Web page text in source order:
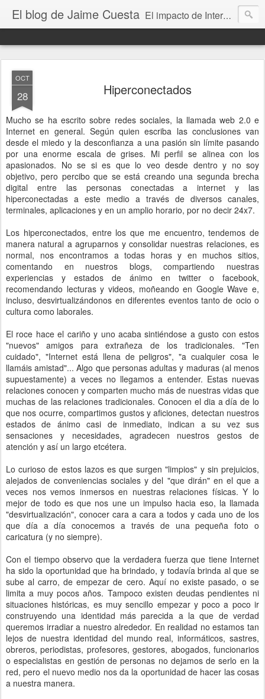
El blog de Jaime Cuesta El impacto de Internet en la sociedad visto con mis propios ojos
OCT
28 Hiperconectados
Mucho se ha escrito sobre redes sociales, la llamada web 2.0 e
Internet en general. Según quien escriba las conclusiones van
desde el miedo y la desconfianza a una pasión sin límite pasando
por una enorme escala de grises. Mi perfil se alinea con los
apasionados. No se si es que lo veo desde dentro y no soy
objetivo, pero percibo que se está creando una segunda brecha
digital entre las personas conectadas a internet y las
hiperconectadas a este medio a través de diversos canales,
terminales, aplicaciones y en un amplio horario, por no decir 24x7.
Los hiperconectados, entre los que me encuentro, tendemos de
manera natural a agruparnos y consolidar nuestras relaciones, es
normal, nos encontramos a todas horas y en muchos sitios,
comentando en nuestros blogs, compartiendo nuestras
experiencias y estados de ánimo en twitter o facebook,
recomendando lecturas y videos, moñeando en Google Wave e,
incluso, desvirtualizándonos en diferentes eventos tanto de ocio o
cultura como laborales.
El roce hace el cariño y uno acaba sintiéndose a gusto con estos
"nuevos" amigos para extrañeza de los tradicionales. "Ten
cuidado", "Internet está llena de peligros", "a cualquier cosa le
llamáis amistad"... Algo que personas adultas y maduras (al menos
supuestamente) a veces no llegamos a entender. Estas nuevas
relaciones conocen y comparten mucho más de nuestras vidas que
muchas de las relaciones tradicionales. Conocen el dia a día de lo
que nos ocurre, compartimos gustos y aficiones, detectan nuestros
estados de ánimo casi de inmediato, indican a su vez sus
sensaciones y necesidades, agradecen nuestros gestos de
atención y así un largo etcétera.
Lo curioso de estos lazos es que surgen "limpios" y sin prejuicios,
alejados de conveniencias sociales y del "que dirán" en el que a
veces nos vemos inmersos en nuestras relaciones físicas. Y lo
mejor de todo es que nos une un impulso hacia eso, la llamada
"desvirtualización", conocer cara a cara a todos y cada uno de los
que día a día conocemos a través de una pequeña foto o
caricatura (y no siempre).
Con el tiempo observo que la verdadera fuerza que tiene Internet
ha sido la oportunidad que ha brindado, y todavía brinda al que se
sube al carro, de empezar de cero. Aquí no existe pasado, o se
limita a muy pocos años. Tampoco existen deudas pendientes ni
situaciones históricas, es muy sencillo empezar y poco a poco ir
construyendo una identidad más parecida a la que de verdad
queremos irradiar a nuestro alrededor. En realidad no estamos tan
lejos de nuestra identidad del mundo real, informáticos, sastres,
obreros, periodistas, profesores, gestores, abogados, funcionarios
o especialistas en gestión de personas no dejamos de serlo en la
red, pero el nuevo medio nos da la oportunidad de hacer las cosas
a nuestra manera.